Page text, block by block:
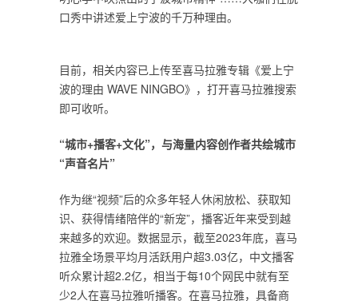
口秀中讲述爱上宁波的千万种理由。
目前，相关内容已上传至喜马拉雅专辑《爱上宁
波的理由 WAVE NINGBO》，打开喜马拉雅搜索
即可收听。
“城市+播客+文化”，与海量内容创作者共绘城市
“声音名片”
作为继“视频”后的众多年轻人休闲放松、获取知
识、获得情绪陪伴的“新宠”，播客近年来受到越
来越多的欢迎。数据显示，截至2023年底，喜马
拉雅全场景平均月活跃用户超3.03亿，中文播客
听众累计超2.2亿，相当于每10个网民中就有至
少2人在喜马拉雅听播客。在喜马拉雅，具备商